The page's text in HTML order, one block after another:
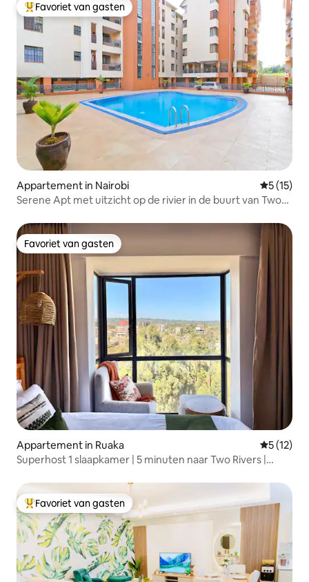
Topfavoriet van gasten
Favoriet van gasten
Appartement in Nairobi
5 (15)
Serene Apt met uitzicht op de rivier in de buurt van Two
Favoriet van gasten
Favoriet van gasten
Appartement in Ruaka
5 (12)
Superhost 1 slaapkamer | 5 minuten naar Two Rivers |
Topfavoriet van gasten
Favoriet van gasten